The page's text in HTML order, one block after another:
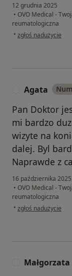
12 grudnia 2025
• OVO Medical -
reumatologiczna
• w opinii użytkownika
zgłoś nadużycie
Agata
Pan Doktor
mi bardzo
wizyte na
dalej. Byl
Naprawde z
16 października 2025
• OVO Medical -
reumatologiczna
• w opinii użytkownika
zgłoś nadużycie
Małgorzata